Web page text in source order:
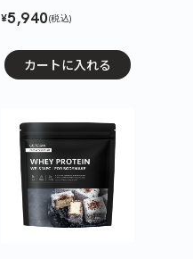
¥5,940(税込)
カートに入れる